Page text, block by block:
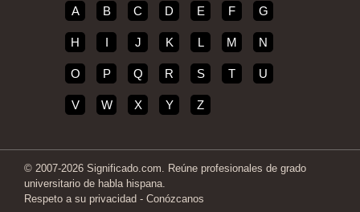
A B C D E F G
H I J K L M N
O P Q R S T U
V W X Y Z
© 2007-2026 Significado.com. Reúne profesionales de grado
universitario de habla hispana.
Respeto a su privacidad - Conózcanos